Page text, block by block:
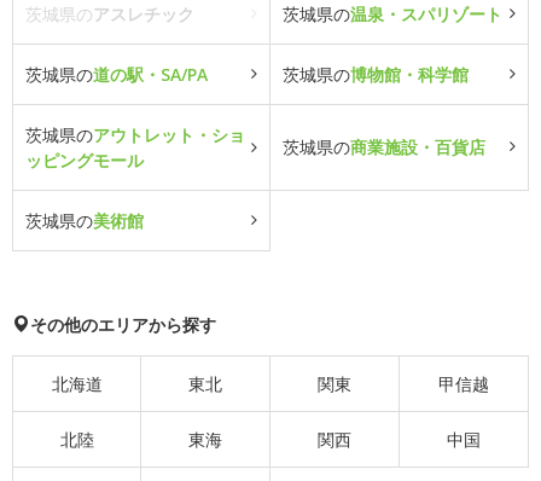
茨城県のアスレチック 茨城県の温泉・スパリゾート
茨城県の道の駅・SA/PA 茨城県の博物館・科学館
茨城県のアウトレット・ショ
ッピングモール
茨城県の商業施設・百貨店
茨城県の美術館
その他のエリアから探す
北海道 東北 関東 甲信越
北陸 東海 関西 中国